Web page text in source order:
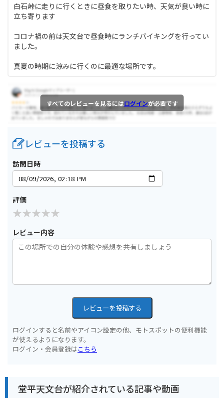
白石峠に走りに行くときに昼食を取りたい時、天気が良い時に
立ち寄ります
コロナ禍の前は天文台で昼食時にランチバイキングを行ってい
ました。
真夏の時期に涼みに行くのに最適な場所です。
すべてのレビューを見るにはログインが必要です
レビューを投稿する
訪問日時
評価
レビュー内容
レビューを投稿する
ログインすると名前やアイコン設定の他、モトスポットの便利機能
が使えるようになります。
ログイン・会員登録はこちら
堂平天文台が紹介されている記事や動画